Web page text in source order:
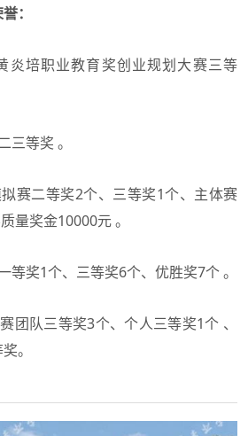
：
培职业教育奖创业规划大赛三等
等奖 。
二等奖2个、三等奖1个、主体赛
量奖金10000元 。
奖1个、三等奖6个、优胜奖7个 。
队三等奖3个、个人三等奖1个 、
。